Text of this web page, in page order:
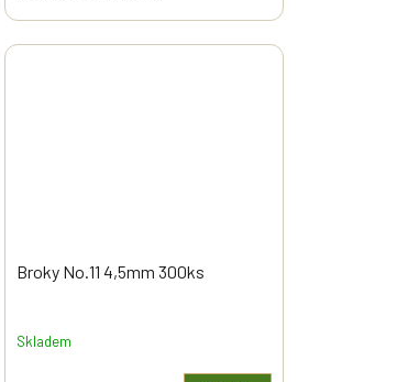
Broky No.11 4,5mm 300ks
Skladem